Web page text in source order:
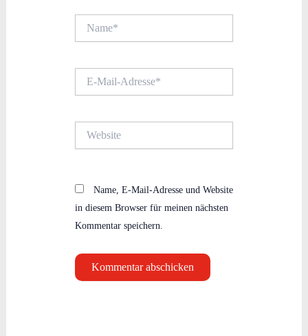
Mail-
Name, E-Mail-Adresse und Website
in diesem Browser für meinen nächsten
Kommentar speichern.